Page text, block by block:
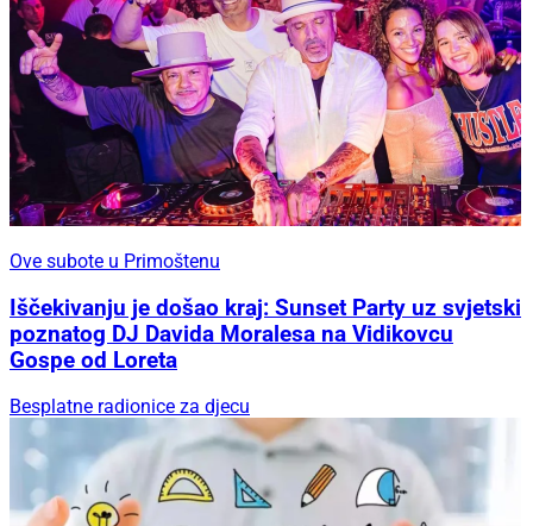
Ove subote u Primoštenu
Iščekivanju je došao kraj: Sunset Party uz svjetski
poznatog DJ Davida Moralesa na Vidikovcu
Gospe od Loreta
Besplatne radionice za djecu